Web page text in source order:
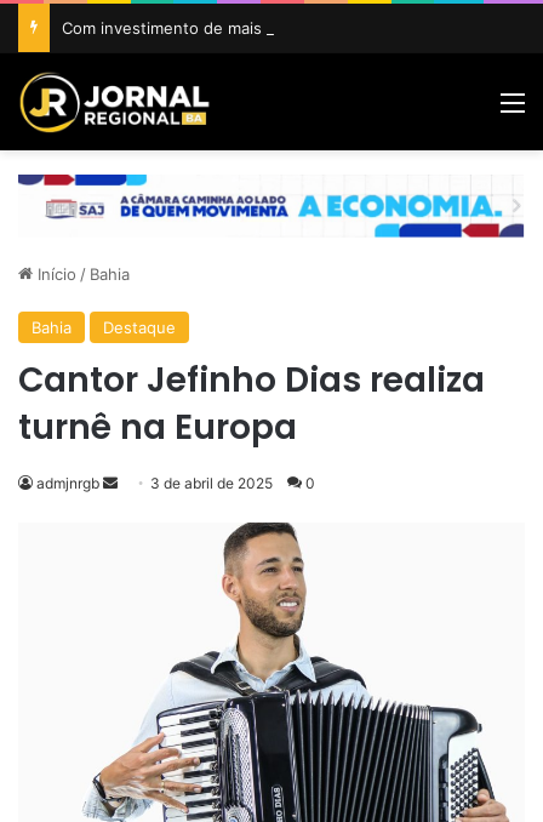
Início / Bahia
Bahia Destaque
Cantor Jefinho Dias realiza
turnê na Europa
admjnrgb
Mande3 de abril de 2025 0